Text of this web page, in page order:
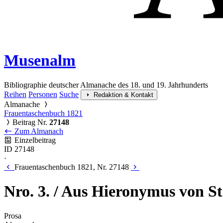
Musenalm
Bibliographie deutscher Almanache des 18. und 19. Jahrhunderts
Reihen Personen Suche Redaktion & Kontakt
Almanache
Frauentaschenbuch 1821
Beitrag Nr. 27148
Zum Almanach
Einzelbeitrag
ID 27148
·
Frauentaschenbuch 1821, Nr. 27148
Nro. 3. / Aus Hieronymus von
Prosa